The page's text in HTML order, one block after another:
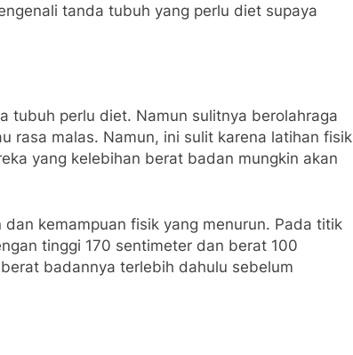
tanda tubuh yang perlu diet supaya
tubuh perlu diet. Namun sulitnya berolahraga
rasa malas. Namun, ini sulit karena latihan fisik
yang kelebihan berat badan mungkin akan
kemampuan fisik yang menurun. Pada titik
tinggi 170 sentimeter dan berat 100
badannya terlebih dahulu sebelum